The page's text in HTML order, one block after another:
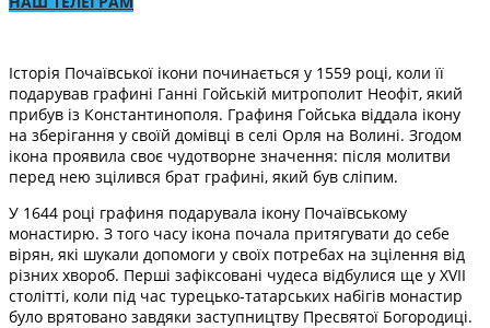
Історія Почаївської ікони починається у 1559 році, коли її
подарував графині Ганні Гойській митрополит Неофіт, який
прибув із Константинополя. Графиня Гойська віддала ікону
на зберігання у своїй домівці в селі Орля на Волині. Згодом
ікона проявила своє чудотворне значення: після молитви
перед нею зцілився брат графині, який був сліпим.
У 1644 році графиня подарувала ікону Почаївському
монастирю. З того часу ікона почала притягувати до себе
вірян, які шукали допомоги у своїх потребах на зцілення від
різних хвороб. Перші зафіксовані чудеса відбулися ще у XVII
столітті, коли під час турецько-татарських набігів монастир
було врятовано завдяки заступництву Пресвятої Богородиці.